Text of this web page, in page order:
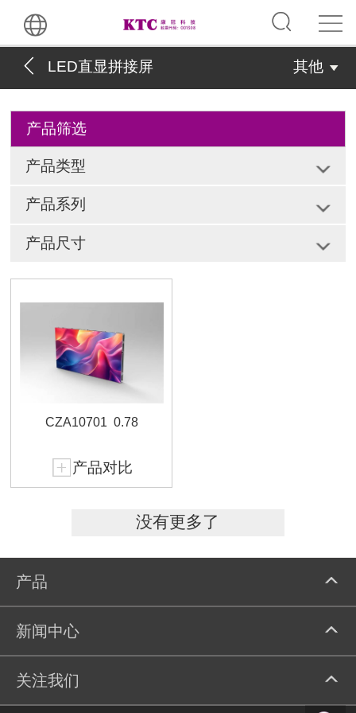
LED直显拼接屏 其他
产品筛选
产品类型
产品系列
产品尺寸
CZA10701 0.78
产品对比
没有更多了
产品
新闻中心
关注我们